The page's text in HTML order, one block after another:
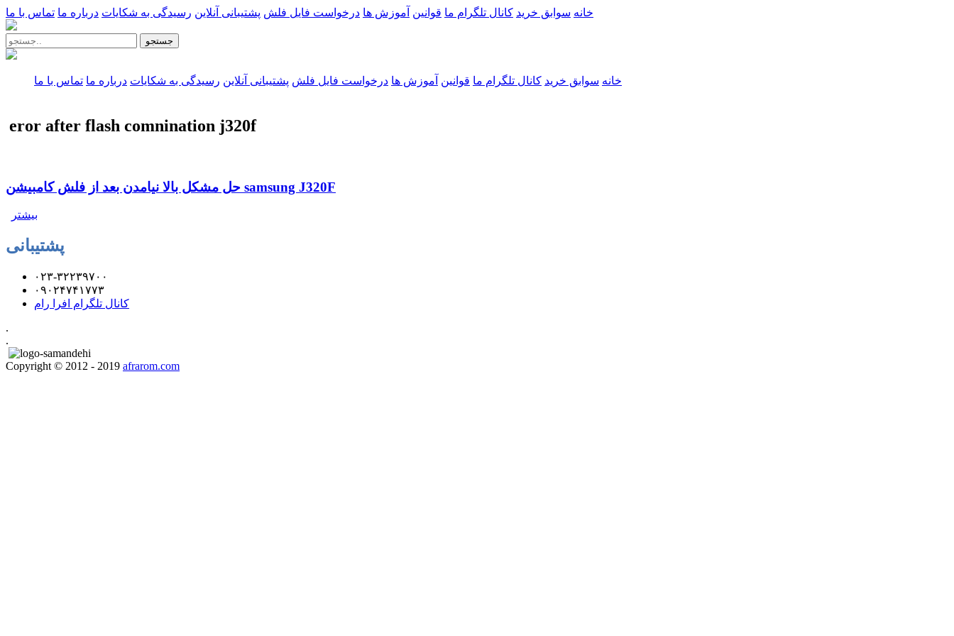
خانه سوابق خرید کانال تلگرام ما قوانین آموزش ها درخواست فایل فلش پشتیبانی آنلاین رسیدگی به شکایات درباره ما تماس با ما
جستجو
خانه سوابق خرید کانال تلگرام ما قوانین آموزش ها درخواست فایل فلش پشتیبانی آنلاین رسیدگی به شکایات درباره ما تماس با ما
eror after flash comnination j320f
حل مشکل بالا نیامدن بعد از فلش کامبیشن samsung J320F
بیشتر
پشتیبانی
۰۲۳-۳۲۲۳۹۷۰۰
۰۹۰۲۴۷۴۱۷۷۳
کانال تلگرام افرا رام
.
.
Copyright © 2012 - 2019 afrarom.com